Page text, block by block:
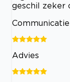
geschil zeker
Communicatie
Advies